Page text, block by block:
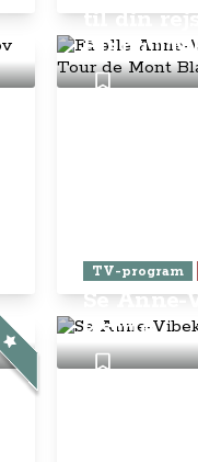
til din
Blanc
TV-program
Se Anne-
Østrig